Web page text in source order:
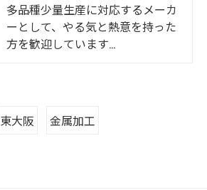
多品種少量生産に対応するメーカ
ーとして、やる気と熱意を持った
方を歓迎しています…
東大阪 金属加工